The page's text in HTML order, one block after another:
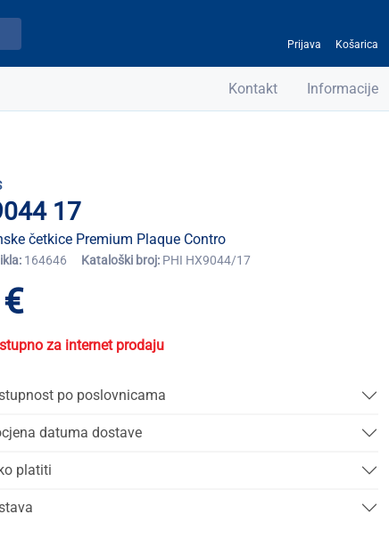
Prijava Košarica
Kontakt Informacije
17
četkice Premium Plaque Contro
164646 Kataloški broj: PHI HX9044/17
za internet prodaju
po poslovnicama
datuma dostave
platiti